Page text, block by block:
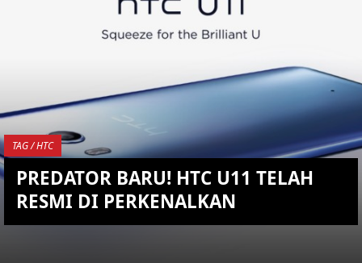
TAG / HTC
PREDATOR BARU! HTC U11 TELAH
RESMI DI PERKENALKAN